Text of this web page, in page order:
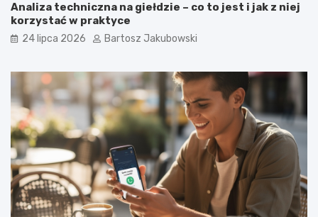
Analiza techniczna na giełdzie – co to jest i jak z niej
korzystać w praktyce
24 lipca 2026 Bartosz Jakubowski